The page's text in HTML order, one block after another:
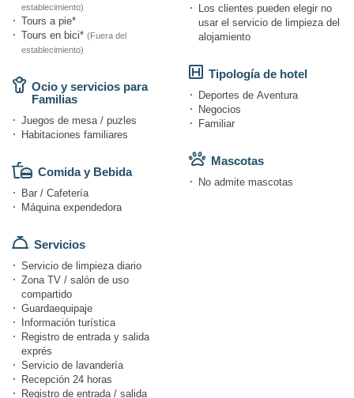
establecimiento)
Tours a pie*
Tours en bici* (Fuera del
establecimiento)
Ocio y servicios para
Familias
Juegos de mesa / puzles
Habitaciones familiares
Comida y Bebida
Bar / Cafetería
Máquina expendedora
Servicios
Servicio de limpieza diario
Zona TV / salón de uso
compartido
Guardaequipaje
Información turística
Registro de entrada y salida
exprés
Servicio de lavandería
Recepción 24 horas
Registro de entrada / salida
Los clientes pueden elegir no
usar el servicio de limpieza del
alojamiento
Tipología de hotel
Deportes de Aventura
Negocios
Familiar
Mascotas
No admite mascotas